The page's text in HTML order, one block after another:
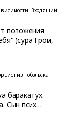
Входящий
положения
(сура Гром,
из Тобольска:
баракатух.
Сын псих…